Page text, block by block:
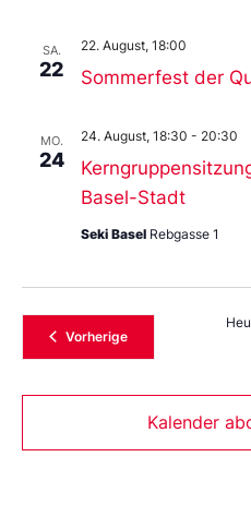
SA.
22 Sommerfest der
22. August, 18:00
MO.
24
Basel-Stadt
24. August, 18:30 - 20:30
Seki Basel Rebgasse 1
VorherigeVeranstaltungen
Kalender